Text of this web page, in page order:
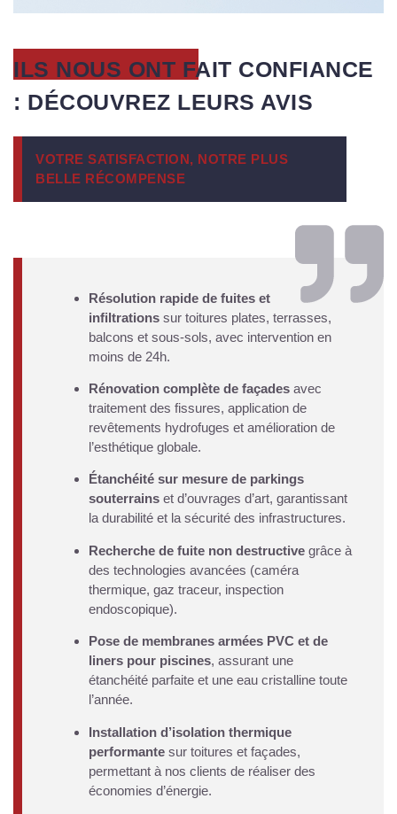
ILS NOUS ONT FAIT CONFIANCE
: DÉCOUVREZ LEURS AVIS
VOTRE SATISFACTION, NOTRE PLUS
BELLE RÉCOMPENSE
Résolution rapide de fuites et
infiltrations sur toitures plates, terrasses,
balcons et sous-sols, avec intervention en
moins de 24h.
Rénovation complète de façades avec
traitement des fissures, application de
revêtements hydrofuges et amélioration de
l’esthétique globale.
Étanchéité sur mesure de parkings
souterrains et d’ouvrages d’art, garantissant
la durabilité et la sécurité des infrastructures.
Recherche de fuite non destructive grâce à
des technologies avancées (caméra
thermique, gaz traceur, inspection
endoscopique).
Pose de membranes armées PVC et de
liners pour piscines, assurant une
étanchéité parfaite et une eau cristalline toute
l’année.
Installation d’isolation thermique
performante sur toitures et façades,
permettant à nos clients de réaliser des
économies d’énergie.